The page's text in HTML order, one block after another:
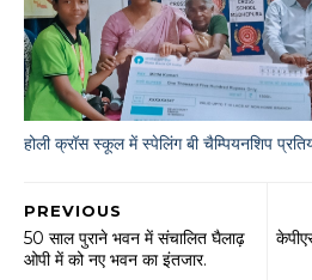
होली क्रॉस स्कूल में स्पेलिंग बी चैम्पियनशिप
PREVIOUS
50 साल पुराने भवन में संचालित घैलाढ़
ओपी में को नए भवन का इंतजार.